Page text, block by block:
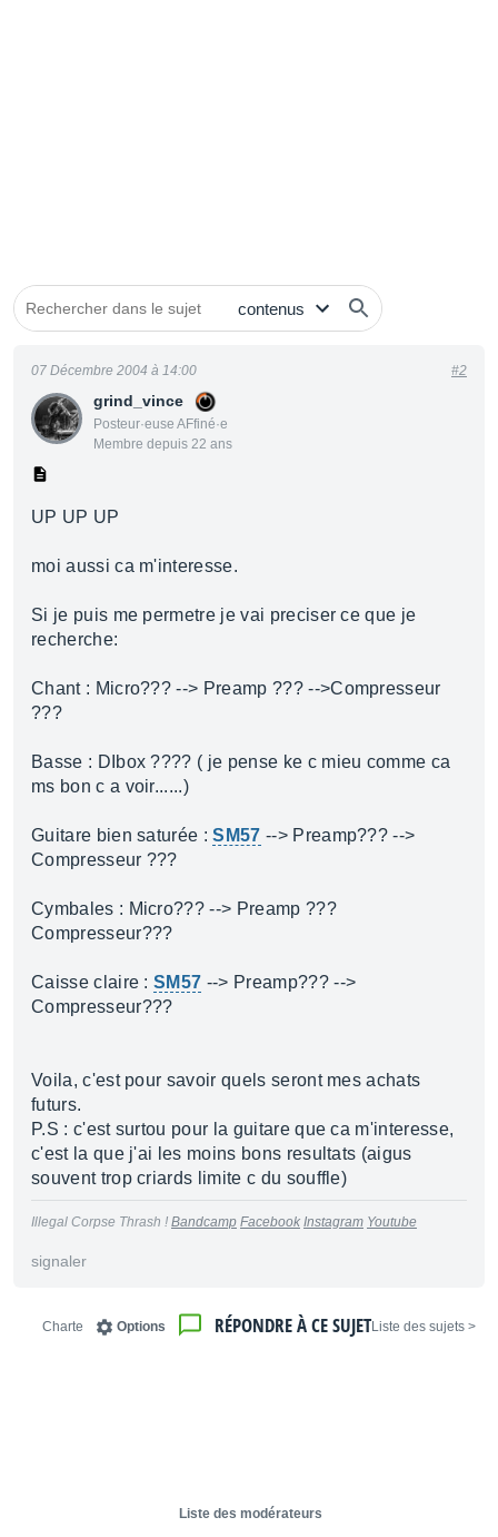
grind_vince
Posteur·euse AFfiné·e
Membre depuis 22 ans
07 Décembre 2004 à 14:00 #2
UP UP UP
moi aussi ca m'interesse.
Si je puis me permetre je vai preciser ce que je
recherche:
Chant : Micro??? --> Preamp ??? -->Compresseur
???
Basse : DIbox ???? ( je pense ke c mieu comme ca
ms bon c a voir......)
Guitare bien saturée :SM57 --> Preamp??? -->
Compresseur ???
Cymbales : Micro??? --> Preamp ???
Compresseur???
Caisse claire :SM57 --> Preamp??? -->
Compresseur???
Voila, c'est pour savoir quels seront mes achats
futurs.
P.S : c'est surtou pour la guitare que ca m'interesse,
c'est la que j'ai les moins bons resultats (aigus
souvent trop criards limite c du souffle)
Illegal Corpse Thrash ! Bandcamp Facebook Instagram Youtube
signaler
< Liste des sujets
RÉPONDRE À CE SUJET
Options
Charte
Liste des modérateurs